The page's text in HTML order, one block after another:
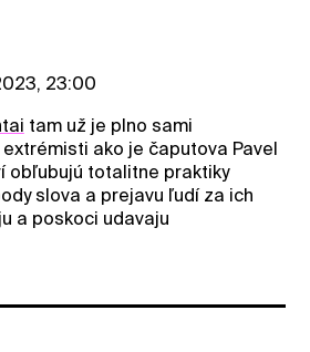
23:00
tam už je plno sami
ako je čaputova Pavel
obľubujú totalitne praktiky
slova a prejavu ľudí za ich
a poskoci udavaju